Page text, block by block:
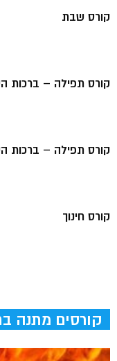
קורס שבת
קורס תפילה – ברכות
קורס תפילה – ברכות
קורס חינוך
קורסים מתנה